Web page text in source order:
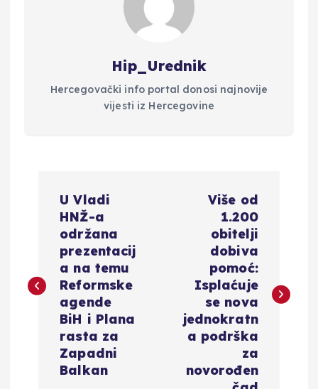
Hip_Urednik
Hercegovački info portal donosi najnovije
vijesti iz Hercegovine
i
U Vladi
HNŽ-a
održana
prezentacij
a na temu
Reformske
agende
BiH i Plana
rasta za
Zapadni
Balkan
Više od
1.200
obitelji
dobiva
pomoć:
Isplaćuje
se nova
jednokratn
a podrška
za
novorođen